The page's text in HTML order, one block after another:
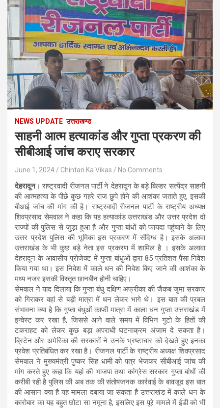
NEWS UPDATE उत्तराखण्ड
साहनी आत्म हत्याकांड और गुप्ता प्रकरण की
सीबीआई जांच कराए सरकार
June 1, 2024 Chintan Ka Vikas No Comments
देहरादून। राष्ट्रवादी रीजनल पार्टी ने देहरादून के बड़े बिल्डर सत्येंद्र साहनी
की आत्महत्या के पीछे कुछ गहरे राज छुपे होने की आशंका जताते हुए, इसकी
बीआई जांच की मांग की है। राष्ट्रवादी रीजनल पार्टी के राष्ट्रीय अध्यक्ष
शिवप्रसाद सेमवाल ने कहा कि यह हत्याकांड उत्तराखंड और उत्तर प्रदेश दो
राज्यों की पुलिस से जुड़ा हुआ है और गुप्ता बांधों को फायदा पहुंचाने के लिए
उत्तर प्रदेश पुलिस की भूमिका इस प्रकरण में संदिग्ध है। इसके अलावा
उत्तराखंड के भी कुछ बड़े नेता इस प्रकरण में शामिल है । इसके अलावा
देहरादून के आवासीय प्रोजेक्ट में गुप्ता बांधुओं द्वारा 85 प्रतिशत पैसा निवेश
किया गया था। इस निवेश में काले धन की निवेश किए जाने की आशंका के
मध्य नजर इसकी विस्तृत छानबीन होनी चाहिए।
सेमवाल ने याद दिलाया कि गुप्ता बंधु दक्षिण अफ्रीका की जैकब जुमा सरकार
को गिराकर वहां से बड़ी मात्रा में धन लेकर भागे थे। इस बात की प्रबल
संभावना क्या है कि गुप्ता बंधुओं काफी मात्रा में काला धन गुप्ता उत्तराखंड में
इन्वेस्ट कर रखा है, जिससे आने वाले समय में विभिन गुटो के हितों की
टकराहट को लेकर कुछ बड़ा अपराधी घटनाक्रम अंजाम दे सकता है।
ब्रिटेन और अमेरिका की सरकारों ने उनके भ्रष्टाचार को देखते हुए इनका
प्रवेश प्रतिबंधित कर रखा है। रीजनल पार्टी के राष्ट्रीय अध्यक्ष शिवप्रसाद
सेमवाल ने मुख्यमंत्री पुष्कर सिंह धामी को पत्र भेजकर सीबीआई जांच की
मांग करते हुए कहा कि यहां की भाजपा तथा कांग्रेस सरकार गुप्ता बांधों की
करीबी रही है पुलिस की अब तक की संतोषजनक कार्रवाई के बावजूद इस बात
की आसान क्या है यह मामला दबाया जा सकता है उत्तराखंड में काले धन के
कारोबार का यह बहुत छोटा सा नमूना है, इसलिए इस पूरे मामले में ईडी को भी